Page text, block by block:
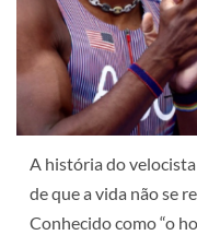
A história do
de que a vida não se
Conhecido como “o